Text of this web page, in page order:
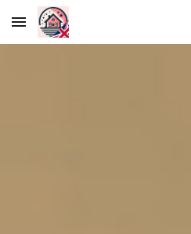
Skip to main content